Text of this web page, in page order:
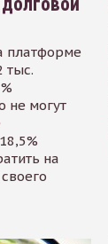
платформе
тыс.
не могут
на